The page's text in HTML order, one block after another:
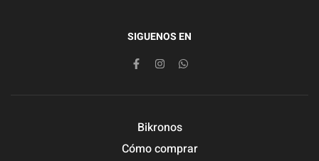
SIGUENOS EN
Bikronos
Cómo comprar